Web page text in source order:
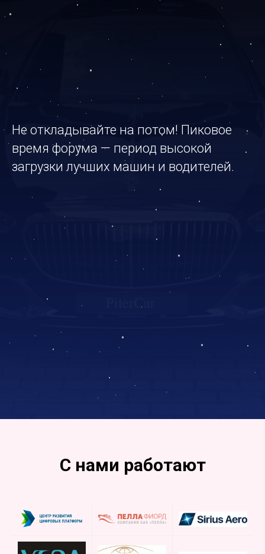
Не откладывайте на потом! Пиковое
время форума — период высокой
загрузки лучших машин и водителей.
С нами работают